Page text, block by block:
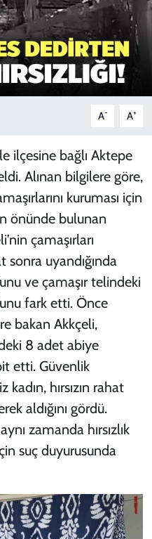
A- A+
ilçesine bağlı Aktepe
Alınan bilgilere göre,
kuruması için
önünde bulunan
çamaşırları
sonra uyandığında
ve çamaşır telindeki
fark etti. Önce
bakan Akkçeli,
8 adet abiye
etti. Güvenlik
hırsızın rahat
aldığını gördü.
zamanda hırsızlık
suç duyurusunda